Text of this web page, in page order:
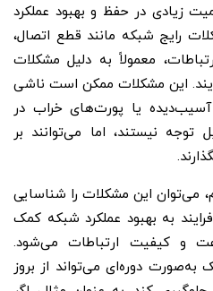
زیادی در حفظ و بهبود عملکرد
رایج شبکه مانند قطع اتصال،
معمولاً به دلیل مشکلات
این مشکلات ممکن است ناشی
یا پورت‌های خراب در
توجه نیستند، اما می‌توانند بر
می‌توان این مشکلات را شناسایی
به بهبود عملکرد شبکه کمک
و کیفیت ارتباطات می‌شود.
دوره‌ای می‌تواند از بروز